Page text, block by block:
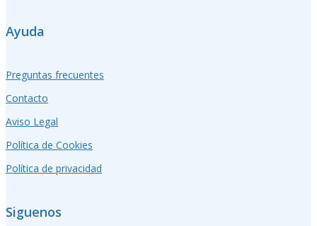
Ayuda
Preguntas frecuentes
Contacto
Aviso Legal
Política de Cookies
Política de privacidad
Siguenos